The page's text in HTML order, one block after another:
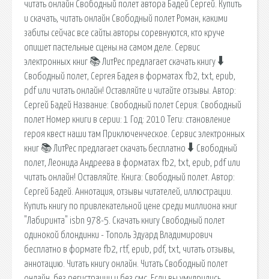
читать онлайн Свободный полет автора Бадей Сергей. Купить
и скачать, читать онлайн Свободный полет Роман, какими
забиты сейчас все сайты.авторы соревнуются, кто круче
опишет пастельные сцены.на самом деле. Сервис
электронных книг 📚 ЛитРес предлагает скачать книгу 🠳
Свободный полет, Сергея Бадея в форматах fb2, txt, epub,
pdf или читать онлайн! Оставляйте и читайте отзывы. Автор:
Сергей Бадей Название: Свободный полет Серия: Свободный
полет Номер книги в серии: 1 Год: 2010 Теги: становление
героя квест наши там Приключенческое. Сервис электронных
книг 📚 ЛитРес предлагает скачать бесплатно 🠳 Свободный
полет, Леонида Андреева в форматах fb2, txt, epub, pdf или
читать онлайн! Оставляйте. Книга: Свободный полет. Автор:
Сергей Бадей. Аннотация, отзывы читателей, иллюстрации.
Купить книгу по привлекательной цене среди миллиона книг
"Лабиринта" isbn 978-5. Скачать книгу Свободный полет
одинокой блондинки - Тополь Эдуард Владимирович
бесплатно в формате fb2, rtf, epub, pdf, txt, читать отзывы,
аннотацию. Читать книгу онлайн. Читать Свободный полет